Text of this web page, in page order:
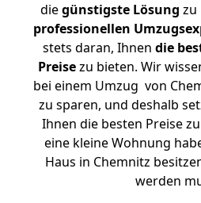
diegünstigste Lösung zu
professionellen
stets daran, Ihnen die
Preisezu bieten. Wir
bei einem Umzug von
zu sparen, und deshalb
Ihnen die besten Preise
eine kleine Wohnung
Haus in Chemnitz
werden